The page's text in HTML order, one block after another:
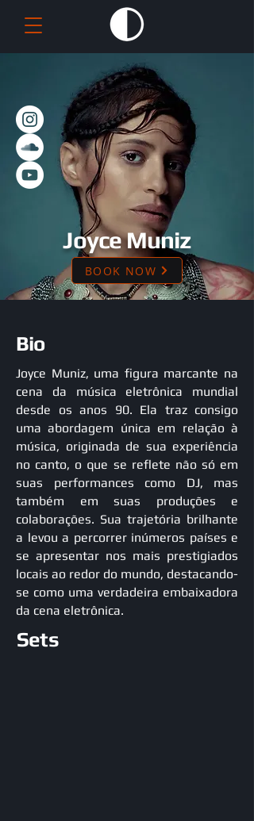
Joyce Muniz
BOOK NOW
Bio
Joyce Muniz, uma figura marcante na
cena da música eletrônica mundial
desde os anos 90. Ela traz consigo
uma abordagem única em relação à
música, originada de sua experiência
no canto, o que se reflete não só em
suas performances como DJ, mas
também em suas produções e
colaborações. Sua trajetória brilhante
a levou a percorrer inúmeros países e
se apresentar nos mais prestigiados
locais ao redor do mundo, destacando-
se como uma verdadeira embaixadora
da cena eletrônica.
Sets